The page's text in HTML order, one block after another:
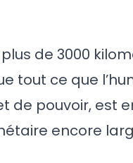
de 3000
tout ce que
de pouvoir, est
encore